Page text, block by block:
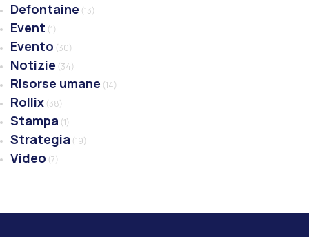
Defontaine (13)
Event (1)
Evento (30)
Notizie (34)
Risorse umane (14)
Rollix (38)
Stampa (1)
Strategia (19)
Video (7)